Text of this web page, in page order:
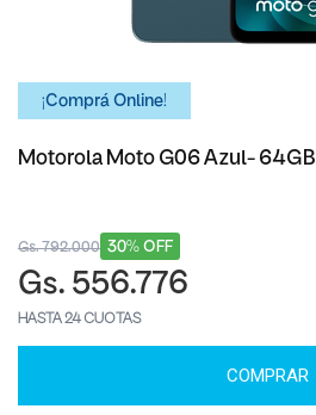
¡Comprá Online!
Motorola Moto G06 Azul- 64GB
30% OFF
Gs. 792.000
Gs. 556.776
HASTA 24 CUOTAS
COMPRAR